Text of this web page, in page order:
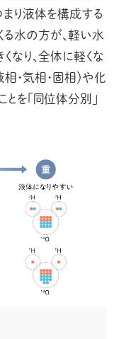
り液体を構成する
る水の方が、軽い水
り、全体に軽くな
相・気相・固相）や化
を「同位体分別」